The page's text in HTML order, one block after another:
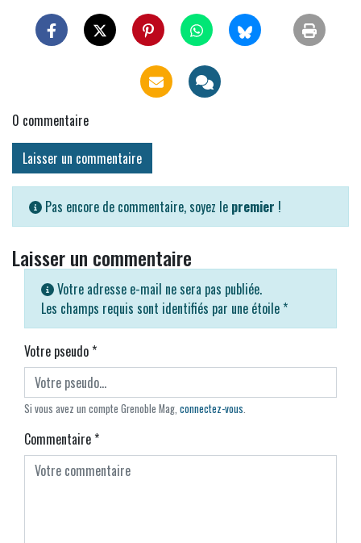
0 commentaire
Laisser un commentaire
Pas encore de commentaire, soyez le premier !
Laisser un commentaire
Votre adresse e-mail ne sera pas publiée.
Les champs requis sont identifiés par une étoile *
Votre pseudo*
Si vous avez un compte Grenoble Mag, connectez-vous.
Commentaire*